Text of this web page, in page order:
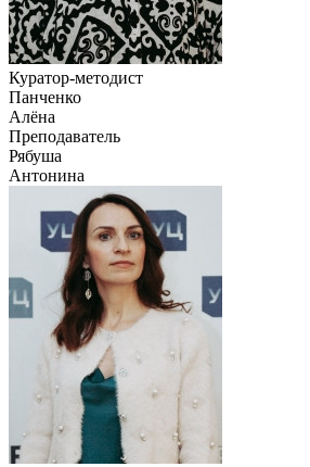
Куратор-методист
Панченко
Алёна
Преподаватель
Рябуша
Антонина